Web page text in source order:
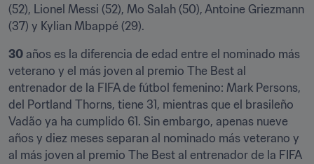
(52), Lionel Messi (52), Mo Salah (50), Antoine Griezmann
(37) y Kylian Mbappé (29).
30 años es la diferencia de edad entre el nominado más
veterano y el más joven al premio The Best al
entrenador de la FIFA de fútbol femenino: Mark Persons,
del Portland Thorns, tiene 31, mientras que el brasileño
Vadão ya ha cumplido 61. Sin embargo, apenas nueve
años y diez meses separan al nominado más veterano y
al más joven al premio The Best al entrenador de la FIFA